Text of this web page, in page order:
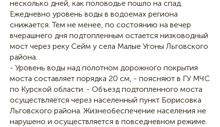
несколько дней, как половодье пошло на спад.
Ежедневно уровень воды в водоемах региона
снижается. Тем не менее, по состоянию на вечер
вчерашнего дня подтопленным остается низководный
мост через реку Сейм у села Малые Угоны Льговского
района.
- Уровень воды над полотном дорожного покрытия
моста составляет порядка 20 см, - поясняют в ГУ МЧС
по Курской области. - Объезд подтопленного моста
осуществляется через населенный пункт Борисовка
Льговского района. Жизнеобеспечение населения не
нарушено и осуществляется в повседневном режиме.